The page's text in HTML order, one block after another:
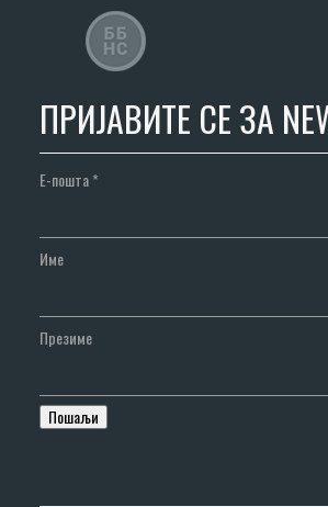
ПРИЈАВИТЕ СЕ ЗА
Е-пошта*
Име
Презиме